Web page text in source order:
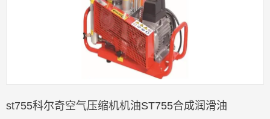
st755科尔奇空气压缩机机油ST755合成润滑油